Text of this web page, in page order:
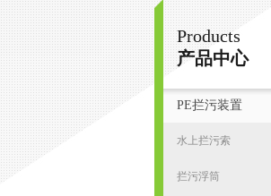
Products
产品中心
PE拦污装置
水上拦污索
拦污浮筒